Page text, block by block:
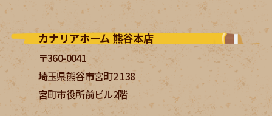
カナリアホーム 熊谷本店
〒360-0041
埼玉県熊谷市宮町2 138
宮町市役所前ビル2階